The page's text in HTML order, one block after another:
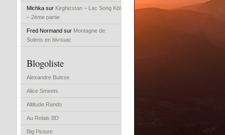
Michka sur Kirghizstan – Lac Song Köl
– 2ème partie
Fred Normand sur Montagne de
Sulens en bivouac
Blogoliste
Alexandre Buisse
Alice Smeets
Altitude Rando
Au Relais BD
Big Picture